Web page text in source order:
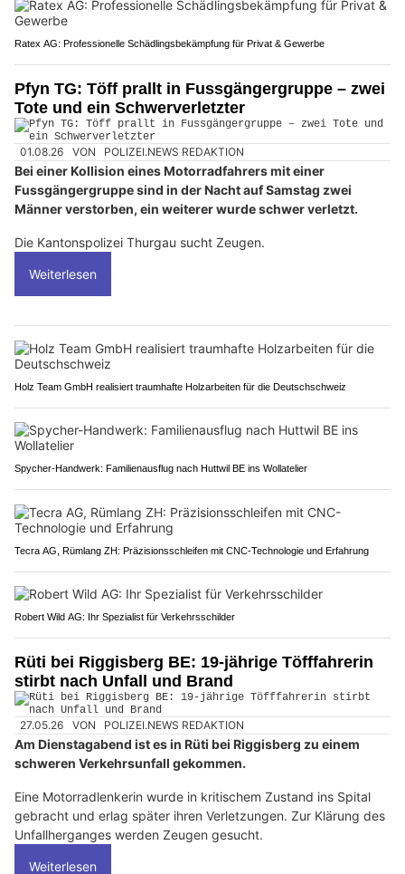
Ratex AG: Professionelle Schädlingsbekämpfung für Privat & Gewerbe
Pfyn TG: Töff prallt in Fussgängergruppe – zwei
Tote und ein Schwerverletzter
01.08.26 VON POLIZEI.NEWS REDAKTION
Bei einer Kollision eines Motorradfahrers mit einer
Fussgängergruppe sind in der Nacht auf Samstag zwei
Männer verstorben, ein weiterer wurde schwer verletzt.
Die Kantonspolizei Thurgau sucht Zeugen.
Weiterlesen
Holz Team GmbH realisiert traumhafte Holzarbeiten für die Deutschschweiz
Spycher-Handwerk: Familienausflug nach Huttwil BE ins Wollatelier
Tecra AG, Rümlang ZH: Präzisionsschleifen mit CNC-Technologie und Erfahrung
Robert Wild AG: Ihr Spezialist für Verkehrsschilder
Rüti bei Riggisberg BE: 19-jährige Töfffahrerin
stirbt nach Unfall und Brand
27.05.26 VON POLIZEI.NEWS REDAKTION
Am Dienstagabend ist es in Rüti bei Riggisberg zu einem
schweren Verkehrsunfall gekommen.
Eine Motorradlenkerin wurde in kritischem Zustand ins Spital
gebracht und erlag später ihren Verletzungen. Zur Klärung des
Unfallherganges werden Zeugen gesucht.
Weiterlesen